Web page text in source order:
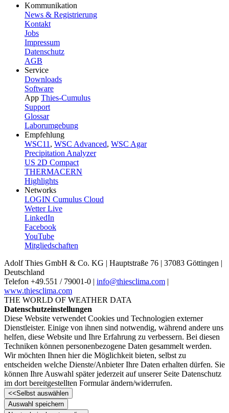
Kommunikation
News & Registrierung
Kontakt
Jobs
Impressum
Datenschutz
AGB
Service
Downloads
Software
App Thies-Cumulus
Support
Glossar
Laborumgebung
Empfehlung
WSC11 , WSC Advanced, WSC Agar
Precipitation Analyzer
US 2D Compact
THERMACERN
Highlights
Networks
LOGIN Cumulus Cloud
Wetter Live
LinkedIn
Facebook
YouTube
Mitgliedschaften
Adolf Thies GmbH & Co. KG | Hauptstraße 76 | 37083 Göttingen |
Deutschland
Telefon +49.551 /­ 79001-0 | info@thiesclima.com |
www.thiesclima.com
THE WORLD OF WEATHER DATA
Datenschutzeinstellungen
Diese Website verwendet Cookies und Technologien externer
Dienstleister. Einige von ihnen sind notwendig, während andere uns
helfen, diese Website und Ihre Erfahrung zu verbessern. Bei diesen
Techniken können personenbezogene Daten gesammelt werden.
Wir möchten Ihnen hier die Möglichkeit bieten, selbst zu
entscheiden welche Dienste/­Anbieter Ihre Daten erhalten dürfen. Sie
können Ihre Auswahl später jederzeit auf unserer Seite Datenschutz
im dort bereitgestellten Formular ändern/­widerrufen.
<<Selbst auswählen
Auswahl speichern